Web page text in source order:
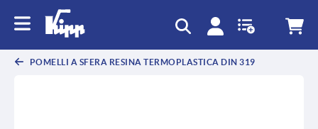
POMELLI A SFERA RESINA TERMOPLASTICA DIN 319